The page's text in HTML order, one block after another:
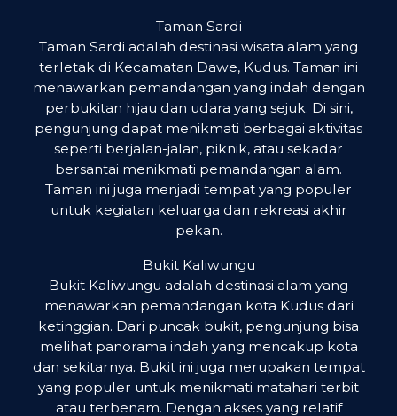
Taman Sardi
Taman Sardi adalah destinasi wisata alam yang
terletak di Kecamatan Dawe, Kudus. Taman ini
menawarkan pemandangan yang indah dengan
perbukitan hijau dan udara yang sejuk. Di sini,
pengunjung dapat menikmati berbagai aktivitas
seperti berjalan-jalan, piknik, atau sekadar
bersantai menikmati pemandangan alam.
Taman ini juga menjadi tempat yang populer
untuk kegiatan keluarga dan rekreasi akhir
pekan.
Bukit Kaliwungu
Bukit Kaliwungu adalah destinasi alam yang
menawarkan pemandangan kota Kudus dari
ketinggian. Dari puncak bukit, pengunjung bisa
melihat panorama indah yang mencakup kota
dan sekitarnya. Bukit ini juga merupakan tempat
yang populer untuk menikmati matahari terbit
atau terbenam. Dengan akses yang relatif